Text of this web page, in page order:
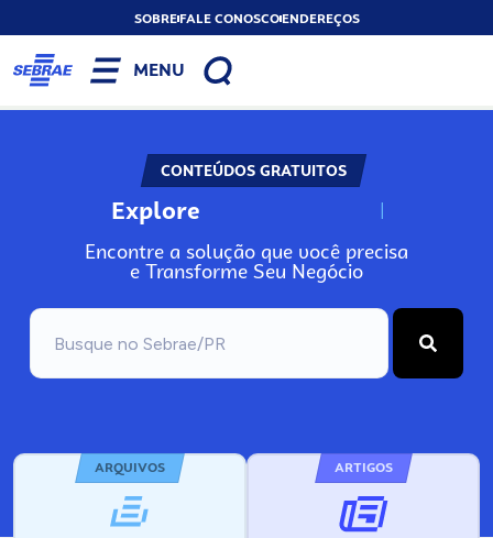
SOBREFALE CONOSCOENDEREÇOS
MENU
CONTEÚDOS GRATUITOS
Explore N
Encontre a solução que você precisa
e Transforme Seu Negócio
ARQUIVOS ARTIGOS